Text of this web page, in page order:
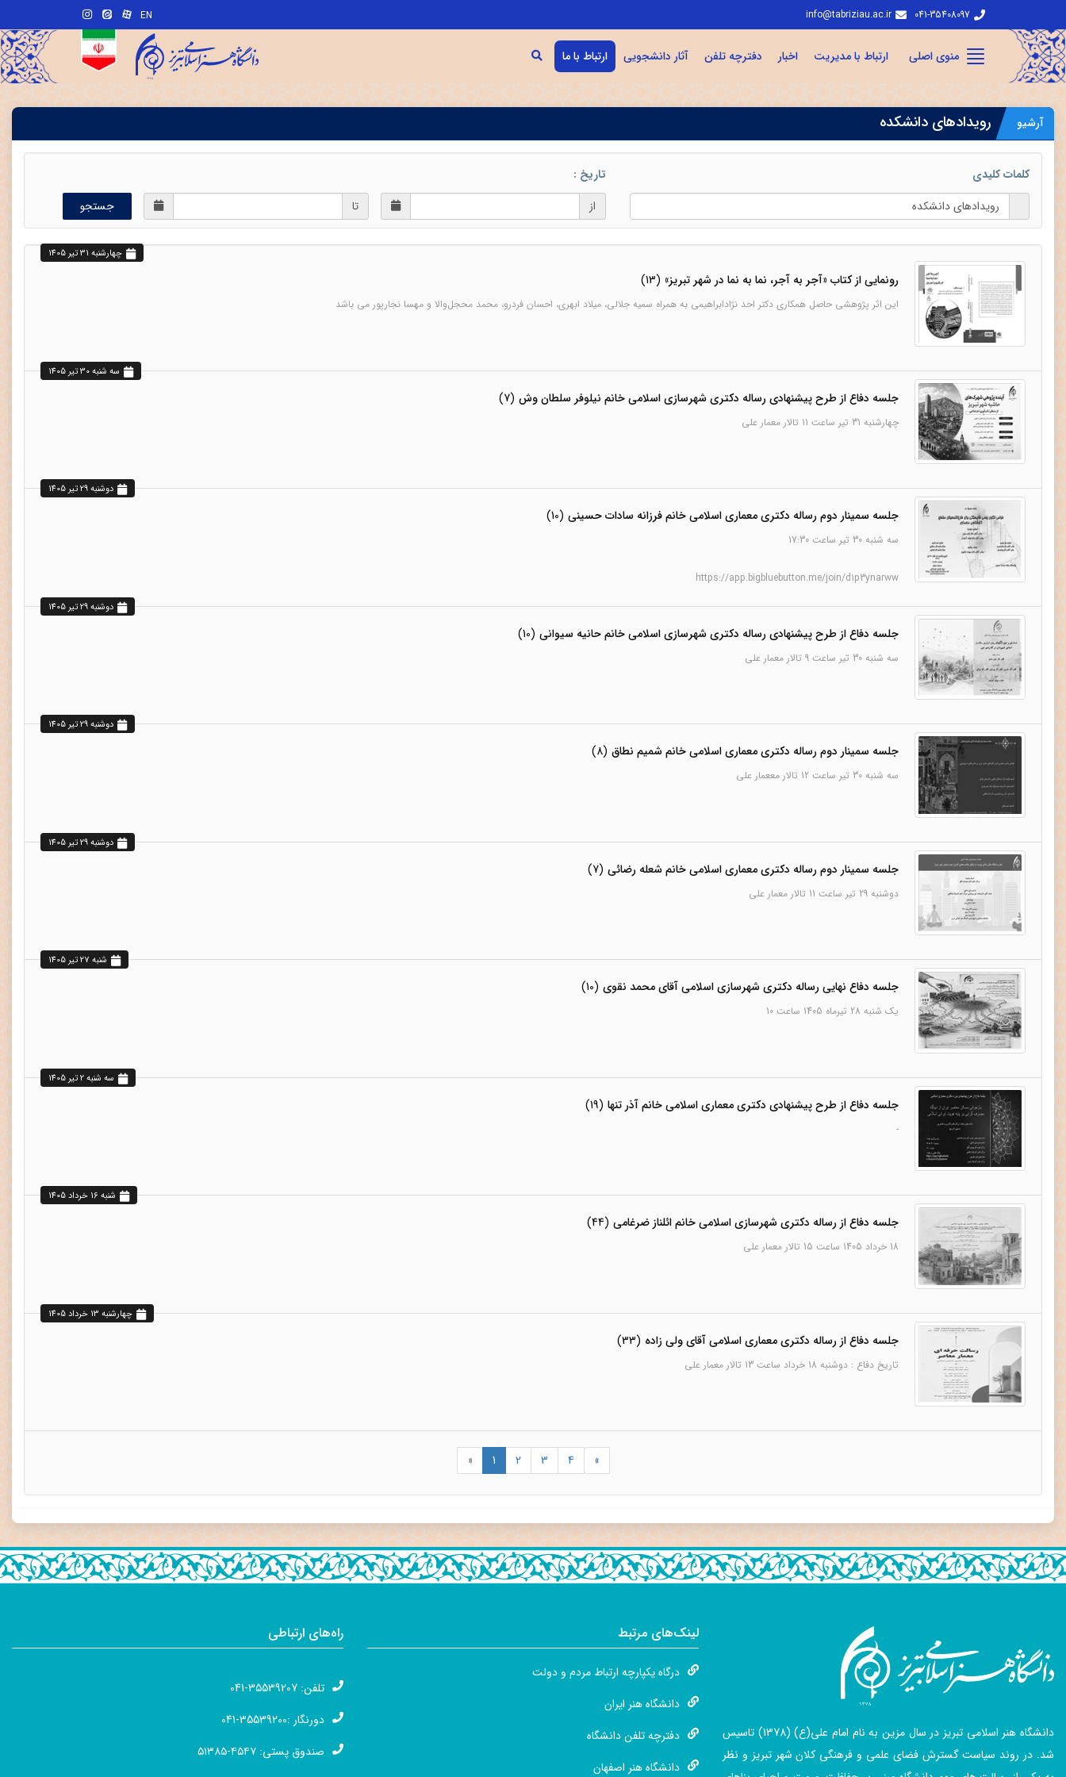
041-35408097
info@tabriziau.ac.ir
EN
منوی اصلی ارتباط با مدیریت اخبار دفترچه تلفن آثار دانشجویی ارتباط با ما
آرشیو رویدادهای دانشکده
کلمات کلیدی
تاریخ :
از
تا جستجو
رونمایی از کتاب «آجر به آجر، نما به نما در شهر تبریز» (13)
این اثر پژوهشی حاصل همکاری دکتر احد نژادابراهیمی به همراه سمیه جلالی، میلاد ابهری، احسان فردرو، محمد محجل‌والا و مهسا نجارپور می باشد
چهارشنبه 31 تير 1405
جلسه دفاع از طرح پیشنهادی رساله دکتری شهرسازی اسلامی خانم نیلوفر سلطان وش (7)
چهارشنبه 31 تیر ساعت 11 تالار معمار علی
سه شنبه 30 تير 1405
جلسه سمینار دوم رساله دکتری معماری اسلامی خانم فرزانه سادات حسینی (10)
سه شنبه 30 تیر ساعت 17:30
https://app.bigbluebutton.me/join/d1p3ynarww
دوشنبه 29 تير 1405
جلسه دفاع از طرح پیشنهادی رساله دکتری شهرسازی اسلامی خانم حانیه سیوانی (10)
سه شنبه 30 تیر ساعت 9 تالار معمار علی
دوشنبه 29 تير 1405
جلسه سمینار دوم رساله دکتری معماری اسلامی خانم شمیم نطاق (8)
سه شنبه 30 تیر ساعت 12 تالار مععمار علی
دوشنبه 29 تير 1405
جلسه سمینار دوم رساله دکتری معماری اسلامی خانم شعله رضائی (7)
دوشنبه 29 تیر ساعت 11 تالار معمار علی
دوشنبه 29 تير 1405
جلسه دفاع نهایی رساله دکتری شهرسازی اسلامی آقای محمد نقوی (10)
یک شنبه 28 تیرماه 1405 ساعت 10
شنبه 27 تير 1405
جلسه دفاع از طرح پیشنهادی دکتری معماری اسلامی خانم آذر تنها (19)
-
سه شنبه 2 تير 1405
جلسه دفاع از رساله دکتری شهرسازی اسلامی خانم ائلناز ضرغامی (44)
18 خرداد 1405 ساعت 15 تالار معمار علی
شنبه 16 خرداد 1405
جلسه دفاع از رساله دکتری معماری اسلامی آقای ولی زاده (33)
تاریخ دفاع : دوشنبه 18 خرداد ساعت 13 تالار معمار علی
چهارشنبه 13 خرداد 1405
« 1 2 3 4 »
دانشگاه هنر اسلامی تبریز در سال مزین به نام امام علی(ع) (1378) تاسیس
شد. در روند سیاست گسترش فضای علمی و فرهنگی کلان شهر تبریز و نظر
لینک‌های مرتبط
درگاه یکپارچه ارتباط مردم و دولت
دانشگاه هنر ایران
دفترچه تلفن دانشگاه
دانشگاه هنر اصفهان
راه‌های ارتباطی
تلفن: 35539207-041
دورنگار :35539200-041
صندوق پستی: ۴۵۴۷-۵۱۳۸۵